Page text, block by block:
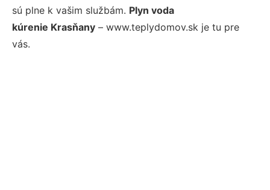
sú plne k vašim službám. Plyn voda
kúrenie Krasňany – www.teplydomov.sk je tu pre
vás.